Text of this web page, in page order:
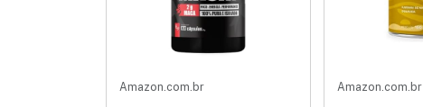
Amazon.com.br Amazon.com.br